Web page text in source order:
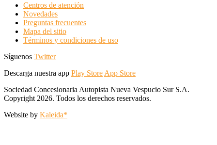
Centros de atención
Novedades
Preguntas frecuentes
Mapa del sitio
Términos y condiciones de uso
Síguenos Twitter
Descarga nuestra app Play Store App Store
Sociedad Concesionaria Autopista Nueva Vespucio Sur S.A.
Copyright 2026. Todos los derechos reservados.
Website by Kaleida*